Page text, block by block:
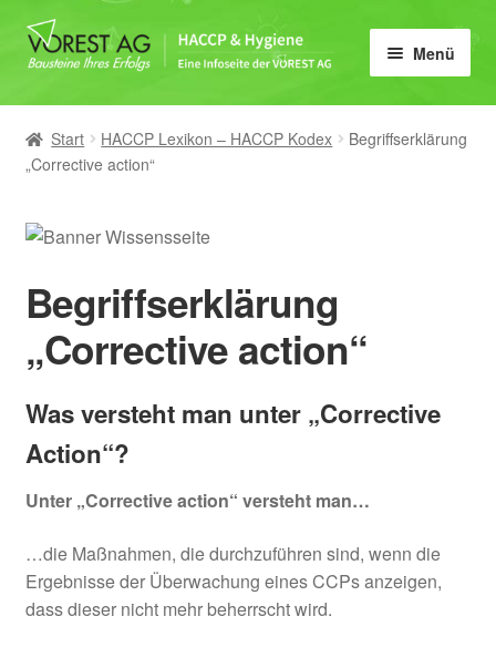
Zur
Navigation
Zum
Inhalt
Menü
Home
HACCP
Lebensmittelhygiene
Schulungen
E-Learning
Vorlagen
Start HACCP Lexikon – HACCP Kodex
Begriffserklärung
„Corrective action“
Begriffserklärung
„Corrective action“
Was versteht man unter „Corrective
Action“?
Unter „Corrective action“ versteht man…
…die Maßnahmen, die durchzuführen sind, wenn die
Ergebnisse der Überwachung eines CCPs anzeigen,
dass dieser nicht mehr beherrscht wird.